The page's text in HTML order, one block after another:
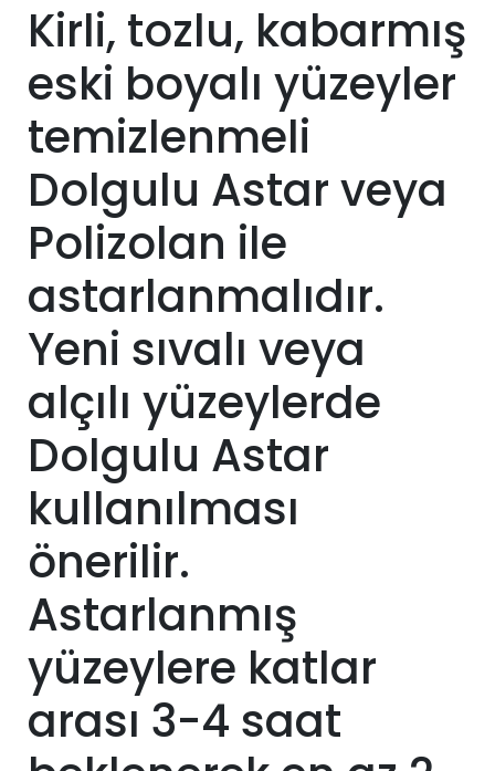
Kirli, tozlu, kabarmış
eski boyalı yüzeyler
temizlenmeli
Dolgulu Astar veya
Polizolan ile
astarlanmalıdır.
Yeni sıvalı veya
alçılı yüzeylerde
Dolgulu Astar
kullanılması
önerilir.
Astarlanmış
yüzeylere katlar
arası 3-4 saat